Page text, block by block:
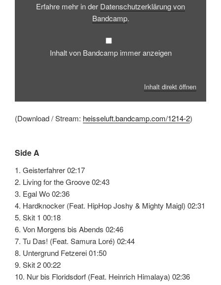
Erfahre mehr in der Datenschutzerklärung von
Bandcamp.
Inhalt von Bandcamp immer anzeigen
Inhalt direkt öffnen
(Download / Stream: heisseluft.bandcamp.com/1214-2)
Side A
1. Geisterfahrer 02:17
2. Living for the Groove 02:43
3. Egal Wo 02:36
4. Hardknocker (Feat. HipHop Joshy & Mighty Maigl) 02:31
5. Skit 1 00:18
6. Von Morgens bis Abends 02:46
7. Tu Das! (Feat. Samura Loré) 02:44
8. Untergrund Fetzerei 01:50
9. Skit 2 00:22
10. Nur bis Floridsdorf (Feat. Heinrich Himalaya) 02:36